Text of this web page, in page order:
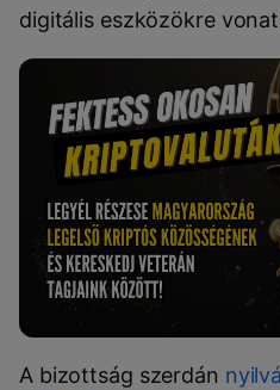
digitális eszközökre
A bizottság szerdán